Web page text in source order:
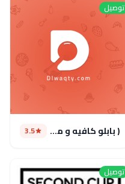
توصيل
( بابلو كافيه و مطعم ( مغلق 3.5
توصيل